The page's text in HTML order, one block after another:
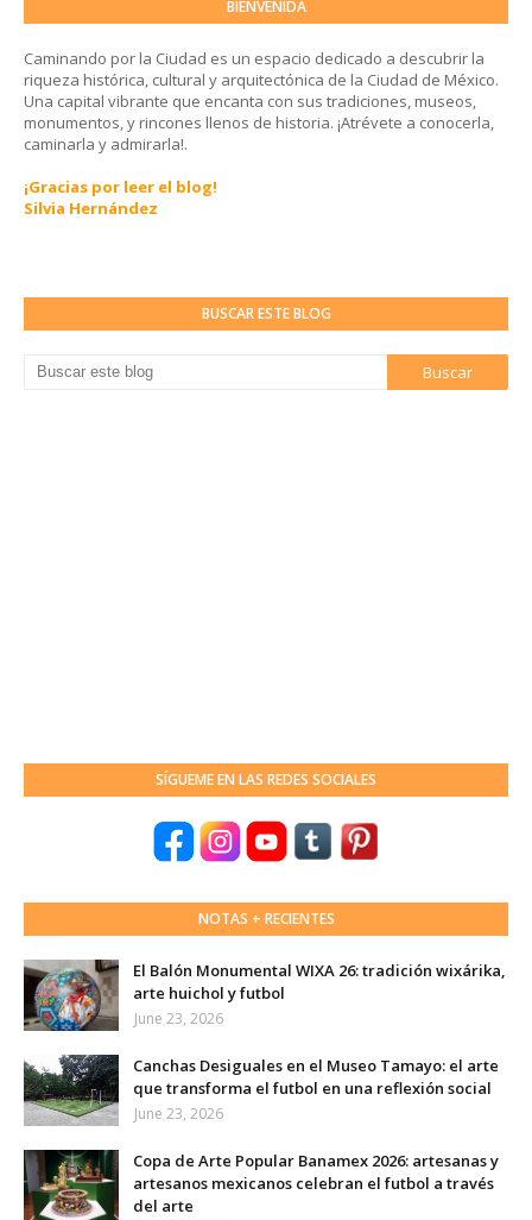
BIENVENIDA
Caminando por la Ciudad es un espacio dedicado a descubrir la
riqueza histórica, cultural y arquitectónica de la Ciudad de México.
Una capital vibrante que encanta con sus tradiciones, museos,
monumentos, y rincones llenos de historia. ¡Atrévete a conocerla,
caminarla y admirarla!.
¡Gracias por leer el blog!
Silvia Hernández
BUSCAR ESTE BLOG
SÍGUEME EN LAS REDES SOCIALES
NOTAS + RECIENTES
El Balón Monumental WIXA 26: tradición wixárika,
arte huichol y futbol
June 23, 2026
Canchas Desiguales en el Museo Tamayo: el arte
que transforma el futbol en una reflexión social
June 23, 2026
Copa de Arte Popular Banamex 2026: artesanas y
artesanos mexicanos celebran el futbol a través
del arte